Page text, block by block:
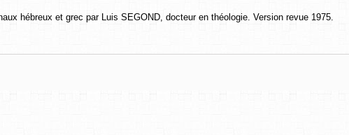
hébreux et grec par Luis SEGOND, docteur en théologie. Version revue 1975.